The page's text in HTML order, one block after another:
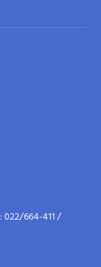
022/664-411 /